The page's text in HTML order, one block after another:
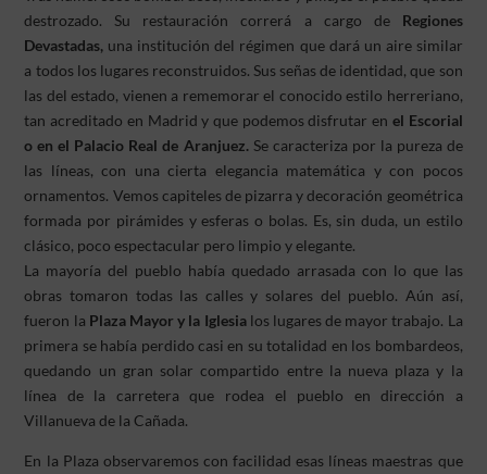
destrozado. Su restauración correrá a cargo de Regiones
Devastadas, una institución del régimen que dará un aire similar
a todos los lugares reconstruidos. Sus señas de identidad, que son
las del estado, vienen a rememorar el conocido estilo herreriano,
tan acreditado en Madrid y que podemos disfrutar en el Escorial
o en el Palacio Real de Aranjuez.Se caracteriza por la pureza de
las líneas, con una cierta elegancia matemática y con pocos
ornamentos. Vemos capiteles de pizarra y decoración geométrica
formada por pirámides y esferas o bolas. Es, sin duda, un estilo
clásico, poco espectacular pero limpio y elegante.
La mayoría del pueblo había quedado arrasada con lo que las
obras tomaron todas las calles y solares del pueblo. Aún así,
fueron la Plaza Mayor y la Iglesialos lugares de mayor trabajo. La
primera se había perdido casi en su totalidad en los bombardeos,
quedando un gran solar compartido entre la nueva plaza y la
línea de la carretera que rodea el pueblo en dirección a
Villanueva de la Cañada.
En la Plaza observaremos con facilidad esas líneas maestras que